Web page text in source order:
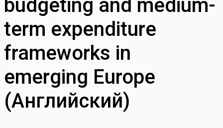
budgeting and medium-
term expenditure
frameworks in
emerging Europe
(Английский)